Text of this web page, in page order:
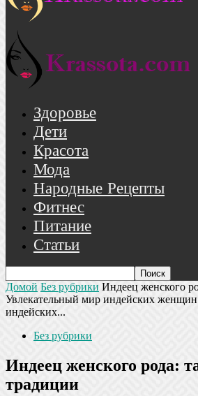
Здоровье
Дети
Красота
Мода
Народные Рецепты
Фитнес
Питание
Статьи
Домой Без рубрики Индеец женского
Увлекательный мир индейских женщин
индейских...
Без рубрики
Индеец женского рода:
традиции